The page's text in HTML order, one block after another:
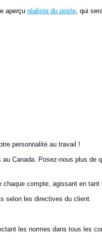
aperçu réaliste du poste, qui
personnalité au travail !
au Canada. Posez-nous plus de
compte, agissant en tant
selon les directives du client.
les normes dans tous les